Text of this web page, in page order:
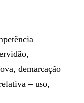
demarcação
– uso,